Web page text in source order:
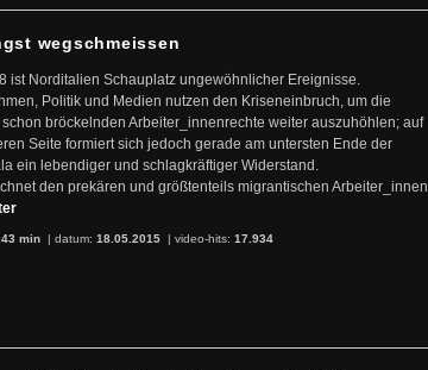
wegschmeissen
ist Norditalien Schauplatz ungewöhnlicher Ereignisse.
Politik und Medien nutzen den Kriseneinbruch, um die
bröckelnden Arbeiter_innenrechte weiter auszuhöhlen; auf
Seite formiert sich jedoch gerade am untersten Ende der
ein lebendiger und schlagkräftiger Widerstand.
den prekären und größtenteils migrantischen Arbeiter_innen
min | datum: 18.05.2015 | video-hits: 17.934